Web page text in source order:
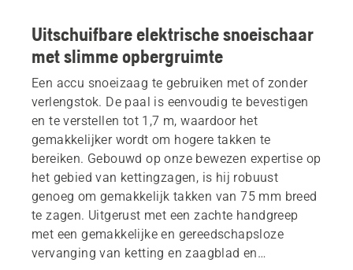
Uitschuifbare elektrische snoeischaar
met slimme opbergruimte
Een accu snoeizaag te gebruiken met of zonder
verlengstok. De paal is eenvoudig te bevestigen
en te verstellen tot 1,7 m, waardoor het
gemakkelijker wordt om hogere takken te
bereiken. Gebouwd op onze bewezen expertise op
het gebied van kettingzagen, is hij robuust
genoeg om gemakkelijk takken van 75 mm breed
te zagen. Uitgerust met een zachte handgreep
met een gemakkelijke en gereedschapsloze
vervanging van ketting en zaagblad en